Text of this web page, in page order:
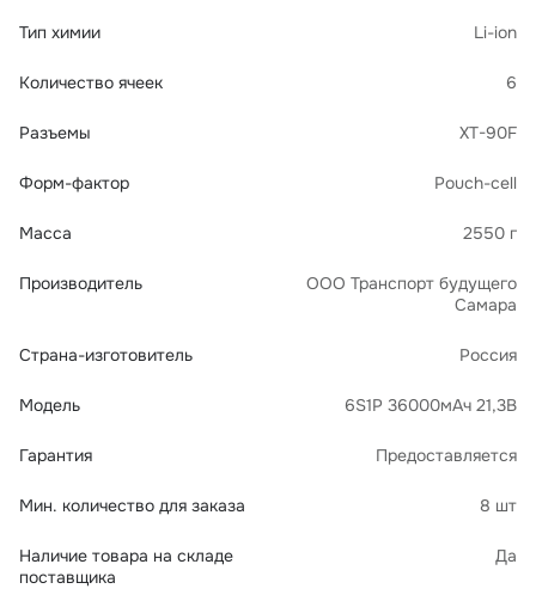
Тип химии Li-ion
Количество ячеек 6
Разъемы XT-90F
Форм-фактор Pouch-cell
Масса 2550 г
Производитель
ООО Транспорт будущего
Самара
Страна-изготовитель Россия
Модель 6S1P 36000мАч 21,3В
Гарантия Предоставляется
Мин. количество для заказа 8 шт
Наличие товара на складе
поставщика
Да